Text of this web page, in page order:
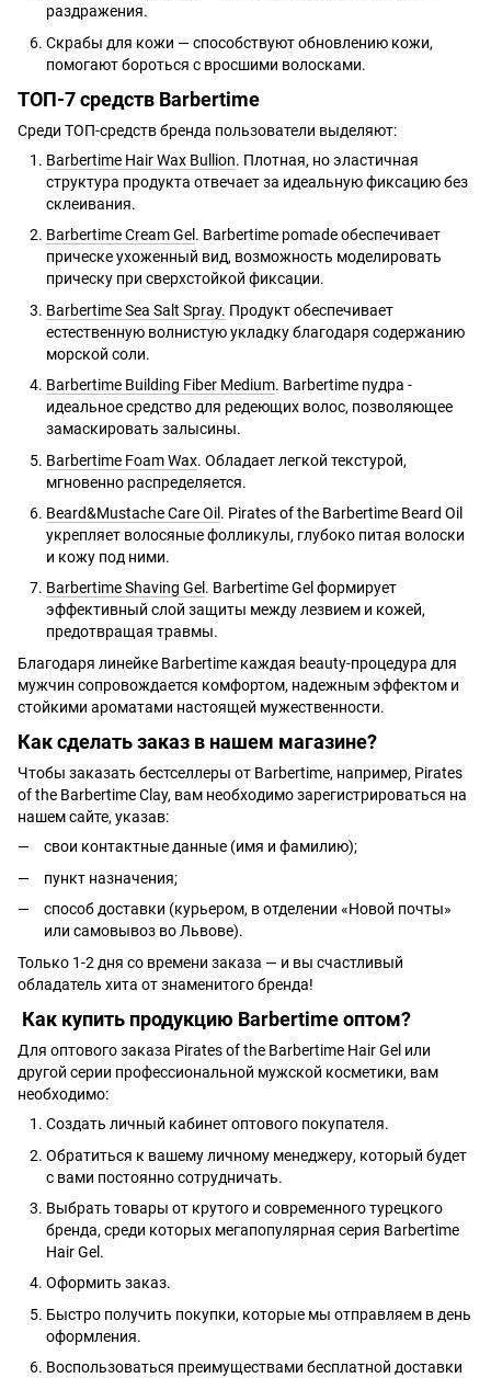
раздражения.
Скрабы для кожи — способствуют обновлению кожи,
помогают бороться с вросшими волосками.
ТОП-7 средств Barbertime
Среди ТОП-средств бренда пользователи выделяют:
Barbertime Hair Wax Bullion. Плотная, но эластичная
структура продукта отвечает за идеальную фиксацию без
склеивания.
Barbertime Cream Gel . Barbertime pomade обеспечивает
прическе ухоженный вид, возможность моделировать
прическу при сверхстойкой фиксации.
Barbertime Sea Salt Spray. Продукт обеспечивает
естественную волнистую укладку благодаря содержанию
морской соли.
Barbertime Building Fiber Medium. Barbertime пудра -
идеальное средство для редеющих волос, позволяющее
замаскировать залысины.
Barbertime Foam Wax. Обладает легкой текстурой,
мгновенно распределяется.
Beard&Mustache Care Oil . Pirates of the Barbertime Beard Oil
укрепляет волосяные фолликулы, глубоко питая волоски
и кожу под ними.
Barbertime Shaving Gel . Barbertime Gel формирует
эффективный слой защиты между лезвием и кожей,
предотвращая травмы.
Благодаря линейке Barbertime каждая beauty-процедура для
мужчин сопровождается комфортом, надежным эффектом и
стойкими ароматами настоящей мужественности.
Как сделать заказ в нашем магазине?
Чтобы заказать бестселлеры от Barbertime, например, Pirates
of the Barbertime Clay, вам необходимо зарегистрироваться на
нашем сайте, указав:
свои контактные данные (имя и фамилию);
пункт назначения;
способ доставки (курьером, в отделении «Новой почты»
или самовывоз во Львове).
Только 1-2 дня со времени заказа — и вы счастливый
обладатель хита от знаменитого бренда!
Как купить продукцию Barbertime оптом?
Для оптового заказа Pirates of the Barbertime Hair Gel или
другой серии профессиональной мужской косметики, вам
необходимо:
Создать личный кабинет оптового покупателя.
Обратиться к вашему личному менеджеру, который будет
с вами постоянно сотрудничать.
Выбрать товары от крутого и современного турецкого
бренда, среди которых мегапопулярная серия Barbertime
Hair Gel.
Оформить заказ.
Быстро получить покупки, которые мы отправляем в день
оформления.
Воспользоваться преимуществами бесплатной доставки